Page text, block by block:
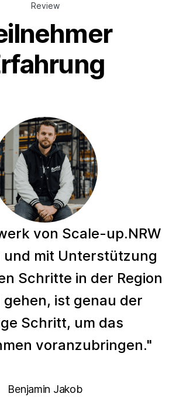
Review
von Scale-up.NRW
und mit Unterstützung
Schritte in der Region
gehen, ist genau der
Schritt, um das
voranzubringen."
Benjamin Jakob